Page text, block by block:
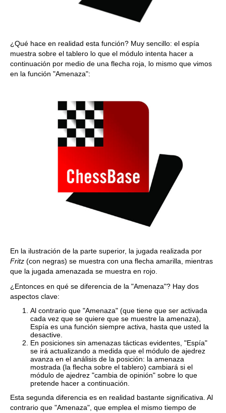
¿Qué hace en realidad esta función? Muy sencillo: el espía
muestra sobre el tablero lo que el módulo intenta hacer a
continuación por medio de una flecha roja, lo mismo que vimos
en la función "Amenaza":
En la ilustración de la parte superior, la jugada realizada por
Fritz (con negras) se muestra con una flecha amarilla, mientras
que la jugada amenazada se muestra en rojo.
¿Entonces en qué se diferencia de la "Amenaza"? Hay dos
aspectos clave:
Al contrario que "Amenaza" (que tiene que ser activada
cada vez que se quiere que se muestre la amenaza),
Espía es una función siempre activa, hasta que usted la
desactive.
En posiciones sin amenazas tácticas evidentes, "Espía"
se irá actualizando a medida que el módulo de ajedrez
avanza en el análisis de la posición: la amenaza
mostrada (la flecha sobre el tablero) cambiará si el
módulo de ajedrez "cambia de opinión" sobre lo que
pretende hacer a continuación.
Esta segunda diferencia es en realidad bastante significativa. Al
contrario que "Amenaza", que emplea el mismo tiempo de